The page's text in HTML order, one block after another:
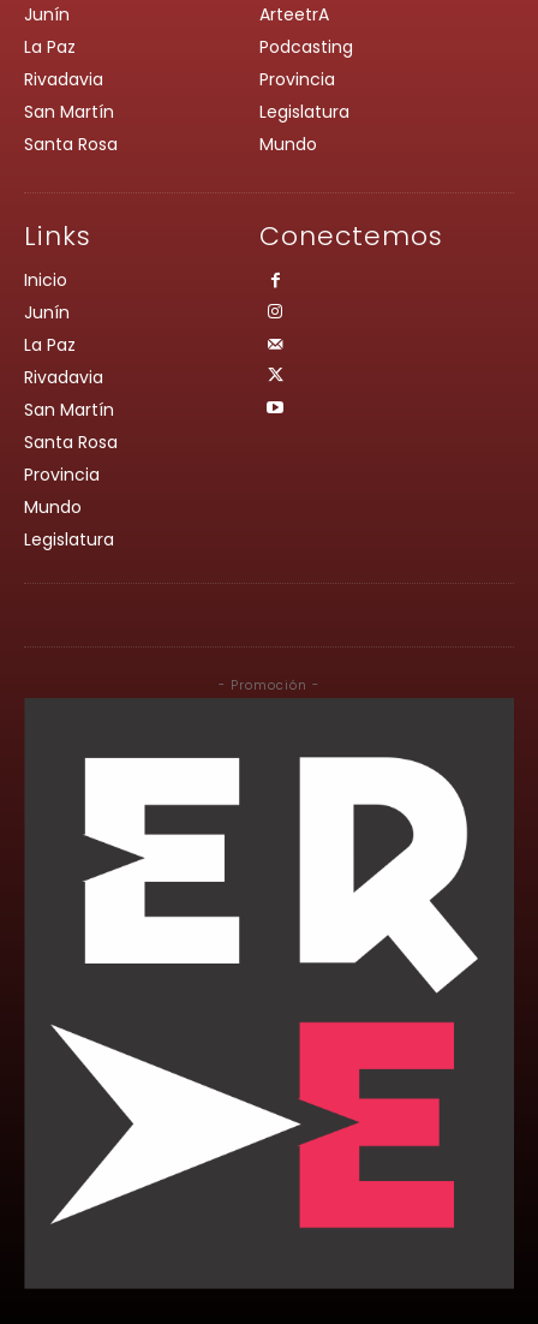
Junín
La Paz
Rivadavia
San Martín
Santa Rosa
ArteetrA
Podcasting
Provincia
Legislatura
Mundo
Links
Inicio
Junín
La Paz
Rivadavia
San Martín
Santa Rosa
Provincia
Mundo
Legislatura
Conectemos
- Promoción -